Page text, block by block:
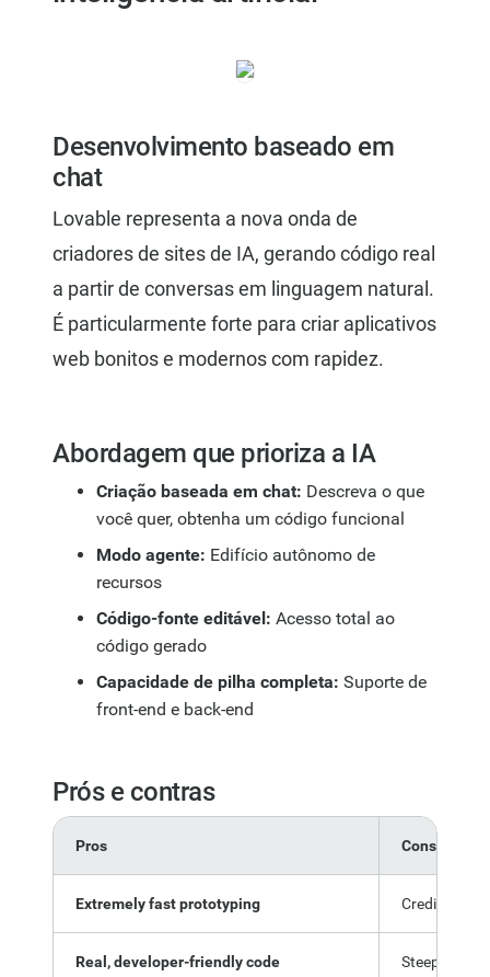
Desenvolvimento baseado em
chat
Lovable representa a nova onda de
criadores de sites de IA, gerando código real
a partir de conversas em linguagem natural.
É particularmente forte para criar aplicativos
web bonitos e modernos com rapidez.
Abordagem que prioriza a IA
Criação baseada em chat: Descreva o que
você quer, obtenha um código funcional
Modo agente: Edifício autônomo de
recursos
Código-fonte editável: Acesso total ao
código gerado
Capacidade de pilha completa: Suporte de
front-end e back-end
Prós e contras
Pros Cons
Extremely fast prototyping Credit-
Real, developer-friendly code Steeper